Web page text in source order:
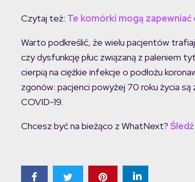
Czytaj też: Te komórki mogą
Warto podkreślić, że wielu pacjentów
czy dysfunkcję płuc związaną z paleniem
cierpią na ciężkie infekcje o podłożu
zgonów: pacjenci powyżej 70 roku życia są
COVID-19.
Chcesz być na bieżąco z WhatNext?